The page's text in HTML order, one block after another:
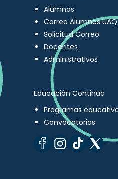
Alumnos
Correo Alumnos UAQ
Solicitud Correo
Docentes
Administrativos
Educación Continua
Programas
Convocatorias